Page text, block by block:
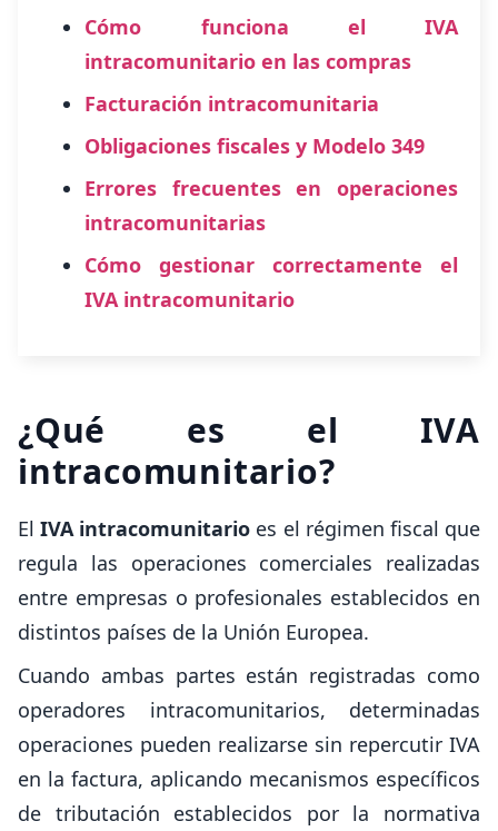
Cómo funciona el IVA
intracomunitario en las compras
Facturación intracomunitaria
Obligaciones fiscales y Modelo 349
Errores frecuentes en operaciones
intracomunitarias
Cómo gestionar correctamente el
IVA intracomunitario
¿Qué es el IVA
intracomunitario?
ElIVA intracomunitario es el régimen fiscal que
regula las operaciones comerciales realizadas
entre empresas o profesionales establecidos en
distintos países de la Unión Europea.
Cuando ambas partes están registradas como
operadores intracomunitarios, determinadas
operaciones pueden realizarse sin repercutir IVA
en la factura, aplicando mecanismos específicos
de tributación establecidos por la normativa